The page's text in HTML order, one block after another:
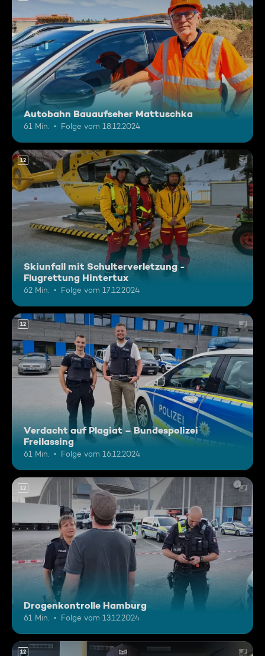
Autobahn Bauaufseher Mattuschka
61 Min. Folge vom 18.12.2024
12
Skiunfall mit Schulterverletzung -
Flugrettung Hintertux
62 Min. Folge vom 17.12.2024
12
Verdacht auf Plagiat – Bundespolizei
Freilassing
61 Min. Folge vom 16.12.2024
12
Drogenkontrolle Hamburg
61 Min. Folge vom 13.12.2024
12